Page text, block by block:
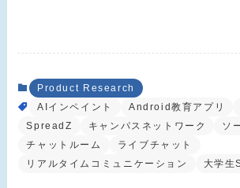
Product Research
AIインペイント
Android教育アプリ
SpreadZ
キャンパスネットワーク
ソ
チャットルーム
ライブチャット
リアルタイムコミュニケーション
大学生